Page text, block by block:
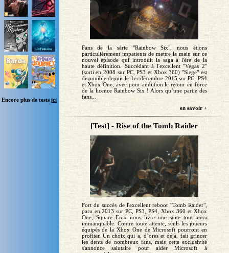
Encore plus de testsici
Fans de la série "Rainbow Six", nous étions
particulièrement impatients de mettre la main sur ce
nouvel épisode qui introduit la saga à l'ère de la
haute définition. Succèdant à l'excellent "Vegas 2"
(sorti en 2008 sur PC, PS3 et Xbox 360) "Siege" est
disponible depuis le 1er décembre 2015 sur PC, PS4
et Xbox One, avec pour ambition le retour en force
de la licence Rainbow Six ! Alors qu’une partie des
fans...
en savoir +
[Test] - Rise of the Tomb Raider
Fort du succès de l'excellent reboot "Tomb Raider",
paru en 2013 sur PC, PS3, PS4, Xbox 360 et Xbox
One, Square Enix nous livre une suite tout aussi
immanquable. Contre toute attente, seuls les joueurs
équipés de la Xbox One de Microsoft pourront en
profiter. Un choix qui a, d’ores et déjà, fait grincer
les dents de nombreux fans, mais cette exclusivité
s'annonce salutaire pour aider Microsoft à